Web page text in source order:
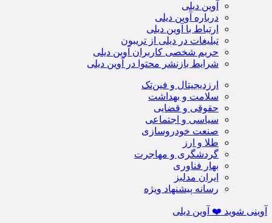
آوین دیلی
درباره آوین دیلی
ارتباط با آوین دیلی
تبلیغات در دیلی از تریبون
حریم شخصی کاربران آوین دیلی
شرایط بازنشر محتوا در آوین دیلی
ارزدیجیتال و فین‌تک
سلامت و بهداشت
حقوقی و قضایی
سیاسی و اجتماعی
صنعت خودروسازی
طلا و ارز
گردشگری و مهاجرت
بهار فناوری
ایران مدلبز
رسانه پیشنهاد ویژه
آوینی شوید ❤️ آوین دیلی